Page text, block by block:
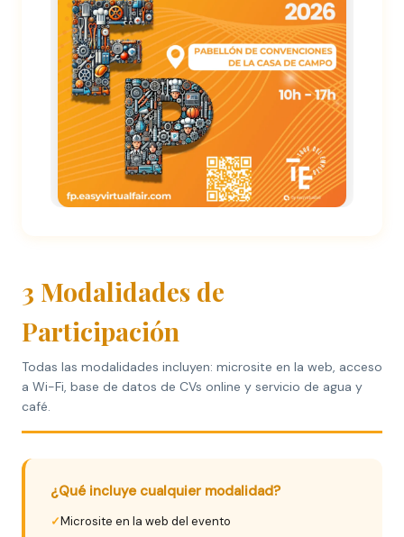
3 Modalidades de
Participación
Todas las modalidades incluyen: microsite en la web, acceso
a Wi-Fi, base de datos de CVs online y servicio de agua y
café.
¿Qué incluye cualquier modalidad?
Microsite en la web del evento